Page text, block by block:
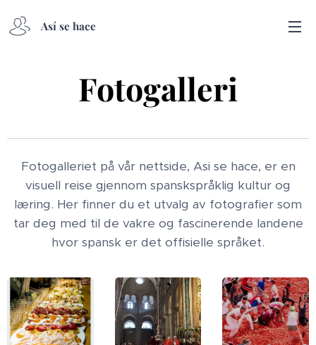
Así se hace
Fotogalleri
Fotogalleriet på vår nettside, Asi se hace, er en
visuell reise gjennom spanskspråklig kultur og
læring. Her finner du et utvalg av fotografier som
tar deg med til de vakre og fascinerende landene
hvor spansk er det offisielle språket.